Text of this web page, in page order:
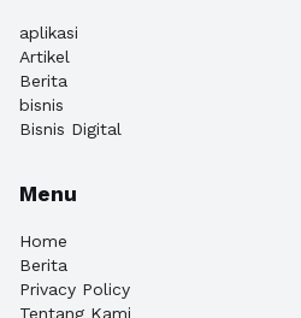
aplikasi
Artikel
Berita
bisnis
Bisnis Digital
Menu
Home
Berita
Privacy Policy
Tentang Kami